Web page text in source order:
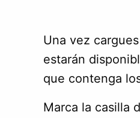
Una vez
estarán
que contenga
Marca la casilla